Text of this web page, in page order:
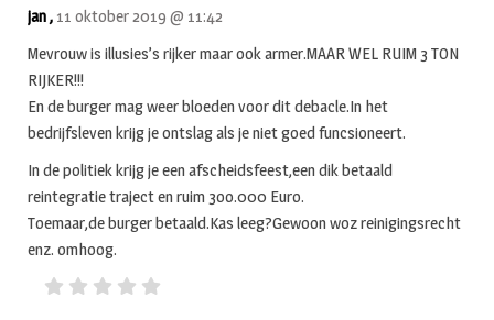
jan , 11 oktober 2019 @ 11:42
Mevrouw is illusies’s rijker maar ook armer.MAAR WEL RUIM 3 TON
RIJKER!!!
En de burger mag weer bloeden voor dit debacle.In het
bedrijfsleven krijg je ontslag als je niet goed funcsioneert.
In de politiek krijg je een afscheidsfeest,een dik betaald
reintegratie traject en ruim 3oo.000 Euro.
Toemaar,de burger betaald.Kas leeg?Gewoon woz reinigingsrecht
enz. omhoog.